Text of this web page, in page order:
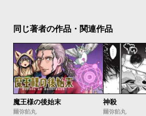
同じ著者の作品・関連作品
魔王様の後始末
爾弥餡丸
神殺
爾弥餡丸